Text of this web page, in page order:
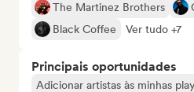
The Martinez Brothers
Black Coffee
Ver tudo +7
Principais oportunidades
Adicionar artistas às minhas